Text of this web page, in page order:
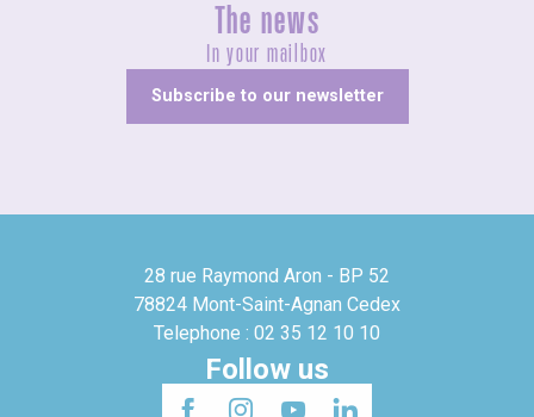
The news
In your mailbox
Subscribe to our newsletter
28 rue Raymond Aron - BP 52
78824 Mont-Saint-Agnan Cedex
Telephone : 02 35 12 10 10
Follow us